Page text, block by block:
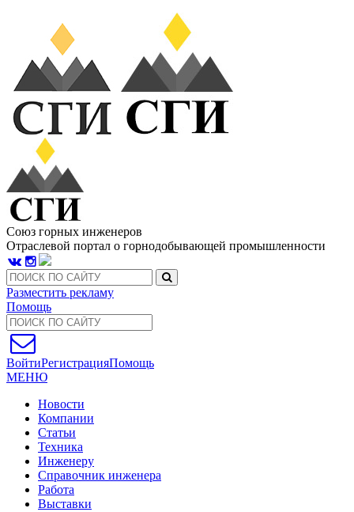
Союз горных инженеров
Отраслевой портал о горнодобывающей промышленности
Разместить рекламу
Помощь
ВойтиРегистрацияПомощь
МЕНЮ
Новости
Компании
Статьи
Техника
Инженеру
Справочник инженера
Работа
Выставки